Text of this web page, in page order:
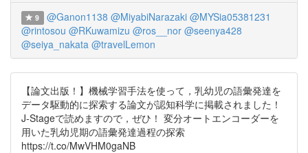
9 @Ganon1138 @MiyabiNarazaki @MYSia05381231
@rintosou @RKuwamizu @ros__nor @seenya428
@seiya_nakata @travelLemon
【論文出版！】機械学習手法を使って，乳幼児の語彙発達を
データ駆動的に探索する論文が認知科学に掲載されました！
J-Stageで読めますので，ぜひ！ 変分オートエンコーダーを
用いた乳幼児期の語彙発達過程の探索
https://t.co/MwVHM0gaNB